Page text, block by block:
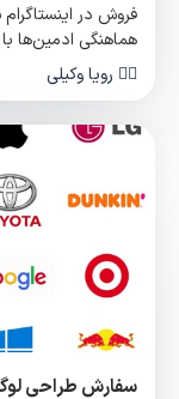
فروش در
هماهنگی ادمین‌ها
بین می‌برد.
✍🏻 رویا وکیلی